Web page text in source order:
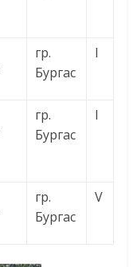
гр.
Бургас
I
гр.
Бургас
I
гр.
Бургас
V